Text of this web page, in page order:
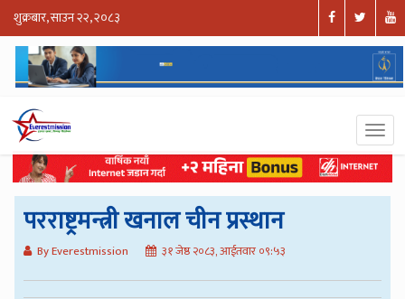
शुक्रबार, साउन २२, २०८३
परराष्ट्रमन्त्री खनाल चीन प्रस्थान
By Everestmission ३१ जेष्ठ २०८३, आईतवार ०९:५३